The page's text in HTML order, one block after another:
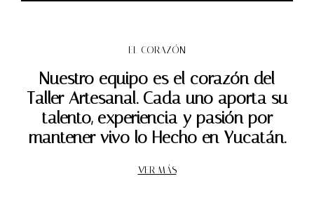
EL CORAZÓN
Nuestro equipo es el corazón del
Taller Artesanal. Cada uno aporta su
talento, experiencia y pasión por
mantener vivo lo Hecho en Yucatán.
VER MÁS